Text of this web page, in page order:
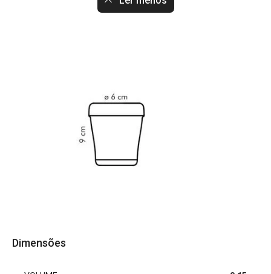
Dimensões